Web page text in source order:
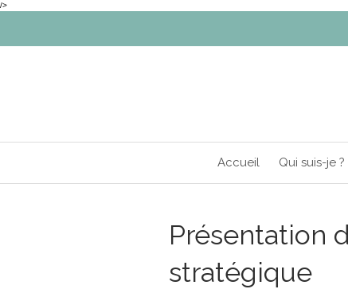
/>
Accueil Qui suis-je ?
Présentation
stratégique